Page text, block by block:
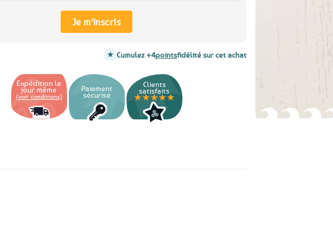
Je m'inscris
Cumulez +4pointsfidélité sur cet achat
Expédition le
jour même
(voir conditions)
Paiement
sécurisé
Clients
satisfaits
★★★★★